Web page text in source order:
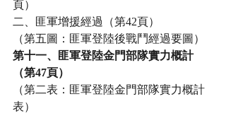
頁）
二、匪軍增援經過（第42頁）
（第五圖：匪軍登陸後戰鬥經過要圖）
第十一、匪軍登陸金門部隊實力概計
（第47頁）
（第二表：匪軍登陸金門部隊實力概計
表）